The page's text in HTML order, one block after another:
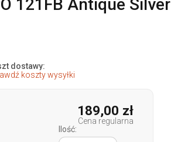
121FB Antique Silver
dostawy:
koszty wysyłki
189,00 zł
Cena regularna
Ilość: